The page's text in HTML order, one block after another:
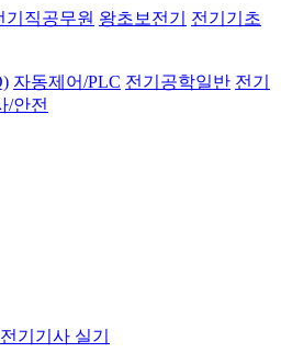
기직공무원 왕초보전기 전기기초
자동제어/PLC 전기공학일반 전기
/안전
전기기사 실기